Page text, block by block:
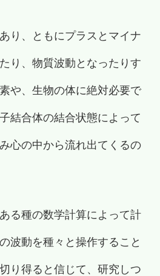
り、ともにプラスとマイナ
り、物質波動となったりす
や、生物の体に絶対必要で
結合体の結合状態によって
心の中から流れ出てくるの
る種の数学計算によって計
波動を種々と操作すること
り得ると信じて、研究しつ